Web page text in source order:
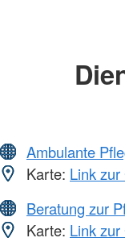
Ambulante
Karte: Link
Beratung zur
Karte: Link